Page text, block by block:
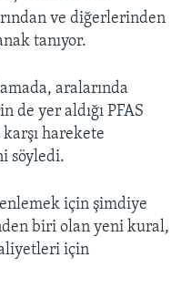
ve diğerlerinden
tanıyor.
aralarında
yer aldığı PFAS
harekete
söyledi.
için şimdiye
biri olan yeni kural,
için